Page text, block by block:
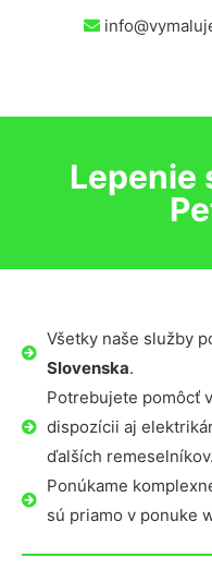
Lepenie
Všetky naše služby
Slovenska.
Potrebujete pomôcť
dispozícii aj
ďalších remeselníkov.
Ponúkame
sú priamo v ponuke